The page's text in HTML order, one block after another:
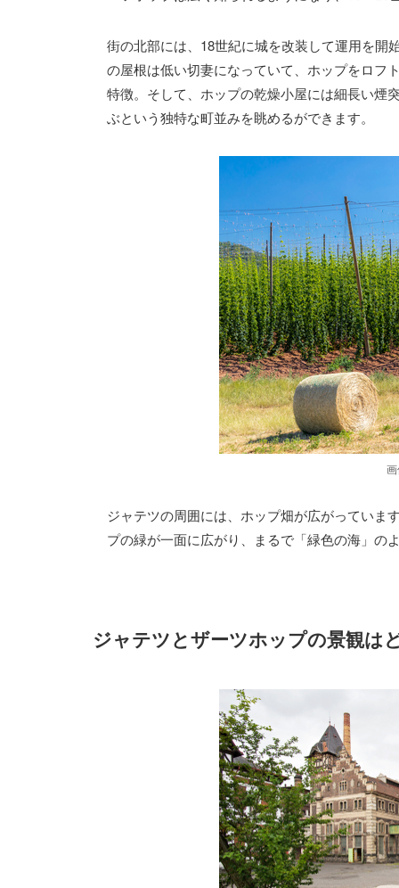
街の北部には、18世紀に城を改装して運用を開
の屋根は低い切妻になっていて、ホップをロフ
特徴。そして、ホップの乾燥小屋には細長い煙
ぶという独特な町並みを眺めるができます。
ジャテツの周囲には、ホップ畑が広がっていま
プの緑が一面に広がり、まるで「緑色の海」の
ジャテツとザーツホップの景観は